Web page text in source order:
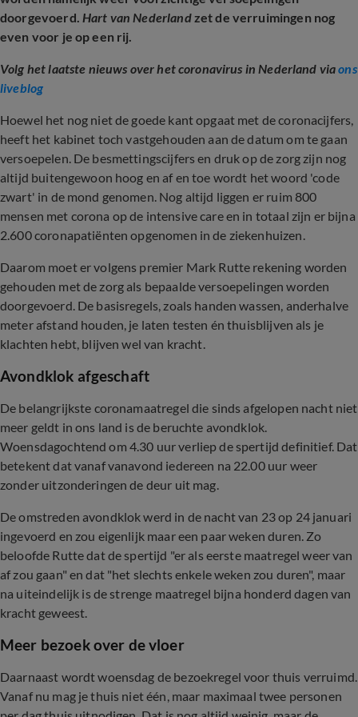
doorgevoerd. Hart van Nederlandzet de verruimingen nog
even voor je op een rij.
Volg het laatste nieuws over het coronavirus in Nederland viaons
liveblog
Hoewel het nog niet de goede kant opgaat met de coronacijfers,
heeft het kabinet toch vastgehouden aan de datum om te gaan
versoepelen. De besmettingscijfers en druk op de zorg zijn nog
altijd buitengewoon hoog en af en toe wordt het woord 'code
zwart' in de mond genomen. Nog altijd liggen er ruim 800
mensen met corona op de intensive care en in totaal zijn er bijna
2.600 coronapatiënten opgenomen in de ziekenhuizen.
Daarom moet er volgens premier Mark Rutte rekening worden
gehouden met de zorg als bepaalde versoepelingen worden
doorgevoerd. De basisregels, zoals handen wassen, anderhalve
meter afstand houden, je laten testen én thuisblijven als je
klachten hebt, blijven wel van kracht.
Avondklok afgeschaft
De belangrijkste coronamaatregel die sinds afgelopen nacht niet
meer geldt in ons land is de beruchte avondklok.
Woensdagochtend om 4.30 uur verliep de spertijd definitief. Dat
betekent dat vanaf vanavond iedereen na 22.00 uur weer
zonder uitzonderingen de deur uit mag.
De omstreden avondklok werd in de nacht van 23 op 24 januari
ingevoerd en zou eigenlijk maar een paar weken duren. Zo
beloofde Rutte dat de spertijd "er als eerste maatregel weer van
af zou gaan" en dat "het slechts enkele weken zou duren", maar
na uiteindelijk is de strenge maatregel bijna honderd dagen van
kracht geweest.
Meer bezoek over de vloer
Daarnaast wordt woensdag de bezoekregel voor thuis verruimd.
Vanaf nu mag je thuis niet één, maar maximaal twee personen